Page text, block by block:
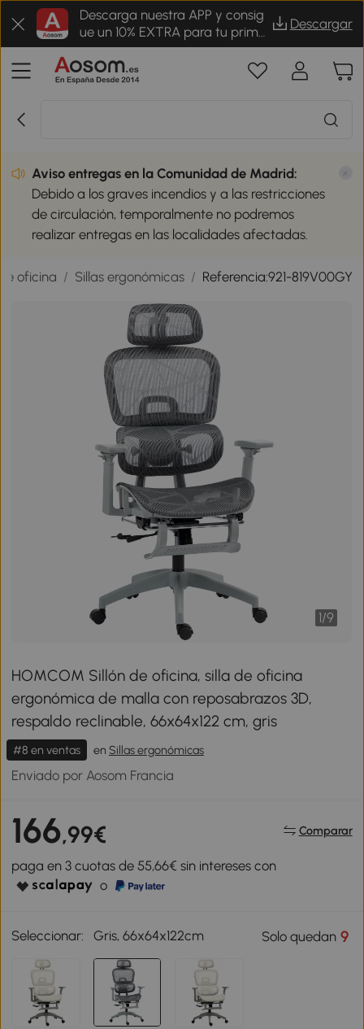
Descarga nuestra APP y consig
ue un 10% EXTRA para tu prime
r pedido
Descargar
Aviso entregas en la Comunidad de Madrid:
Debido a los graves incendios y a las restricciones
de circulación, temporalmente no podremos
realizar entregas en las localidades afectadas.
oficina / Sillas ergonómicas / Referencia:921-819V00GY
1/9
HOMCOM Sillón de oficina, silla de oficina
ergonómica de malla con reposabrazos 3D,
respaldo reclinable, 66x64x122 cm, gris
#8 en ventas en Sillas ergonómicas
Enviado por Aosom Francia
166,99€ Comparar
paga en 3 cuotas de 55,66€ sin intereses con
o
Seleccionar: Gris, 66x64x122cm Solo quedan9